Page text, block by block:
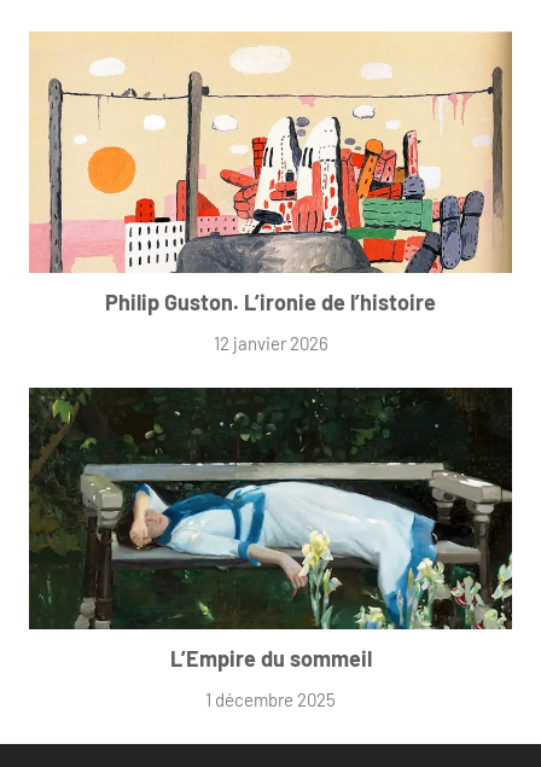
Philip Guston. L’ironie de l’histoire
12 janvier 2026
L’Empire du sommeil
1 décembre 2025